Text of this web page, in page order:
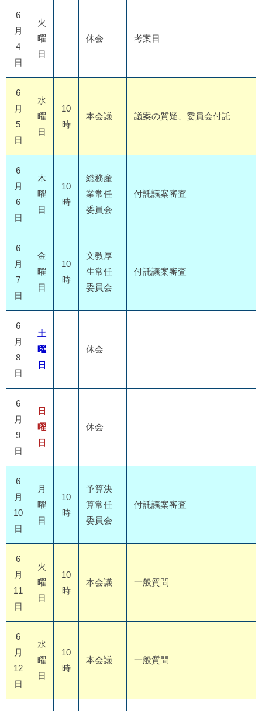
6
月
4
日
火
曜
日
休会 考案日
6
月
5
日
水
曜
日
10
時
本会議 議案の質疑、委員会付託
6
月
6
日
木
曜
日
10
時
総務産
業常任
委員会
付託議案審査
6
月
7
日
金
曜
日
10
時
文教厚
生常任
委員会
付託議案審査
6
月
8
日
土
曜
日
休会
6
月
9
日
日
曜
日
休会
6
月
10
日
月
曜
日
10
時
予算決
算常任
委員会
付託議案審査
6
月
11
日
火
曜
日
10
時
本会議 一般質問
6
月
12
日
水
曜
日
10
時
本会議 一般質問